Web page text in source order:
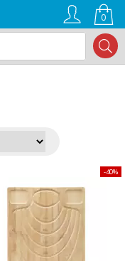
0
40%